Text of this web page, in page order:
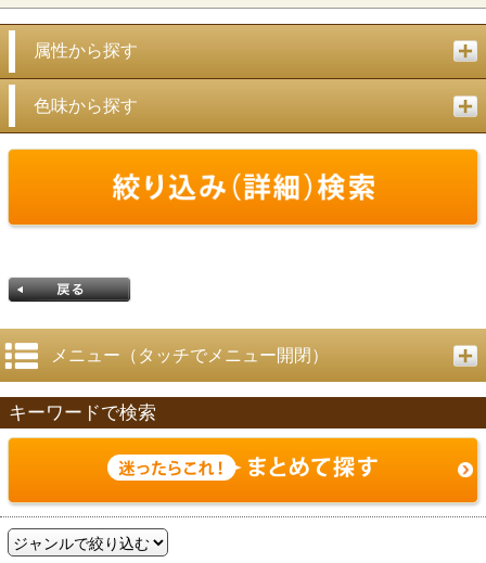
属性から探す
色味から探す
戻る
メニュー（タッチでメニュー開閉）
キーワードで検索